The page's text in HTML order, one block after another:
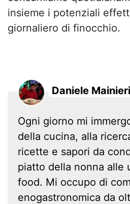
insieme i potenziali
giornaliero di finocchio.
Daniele Mainieri
Ogni giorno mi
della cucina, alla
ricette e sapori da
piatto della nonna alle
food. Mi occupo di
enogastronomica da